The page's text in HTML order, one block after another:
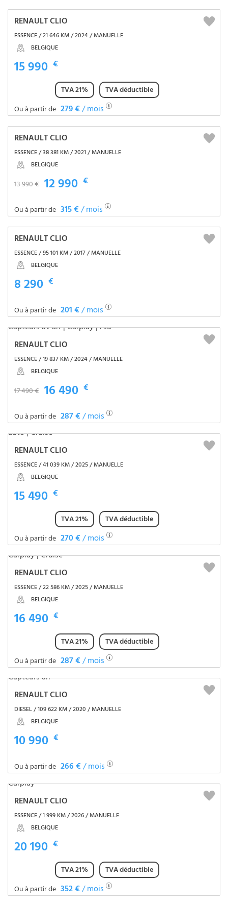
RENAULT CLIO
ESSENCE / 21 646 KM / 2024 / MANUELLE
BELGIQUE
15 990 €
TVA 21%
TVA déductible
Ou à partir de 279 €/ mois
RENAULT CLIO
ESSENCE / 38 381 KM / 2021 / MANUELLE
BELGIQUE
13 990 € 12 990 €
Ou à partir de 315 €/ mois
RENAULT CLIO
ESSENCE / 95 101 KM / 2017 / MANUELLE
BELGIQUE
8 290 €
Ou à partir de 201 €/ mois
RENAULT CLIO
ESSENCE / 19 837 KM / 2024 / MANUELLE
BELGIQUE
17 490 € 16 490 €
Ou à partir de 287 €/ mois
RENAULT CLIO
ESSENCE / 41 039 KM / 2025 / MANUELLE
BELGIQUE
15 490 €
TVA 21%
TVA déductible
Ou à partir de 270 €/ mois
RENAULT CLIO
ESSENCE / 22 586 KM / 2025 / MANUELLE
BELGIQUE
16 490 €
TVA 21%
TVA déductible
Ou à partir de 287 €/ mois
RENAULT CLIO
DIESEL / 109 622 KM / 2020 / MANUELLE
BELGIQUE
10 990 €
Ou à partir de 266 €/ mois
RENAULT CLIO
ESSENCE / 1 999 KM / 2026 / MANUELLE
BELGIQUE
20 190 €
TVA 21%
TVA déductible
Ou à partir de 352 €/ mois